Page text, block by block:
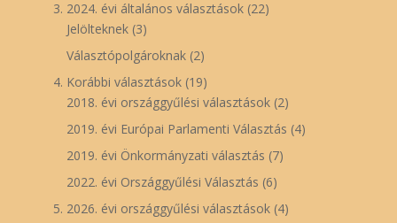
3. 2024. évi általános választások(22)
Jelölteknek(3)
Választópolgároknak(2)
4. Korábbi választások(19)
2018. évi országgyűlési választások(2)
2019. évi Európai Parlamenti Választás (4)
2019. évi Önkormányzati választás (7)
2022. évi Országgyűlési Választás (6)
5. 2026. évi országgyűlési választások(4)